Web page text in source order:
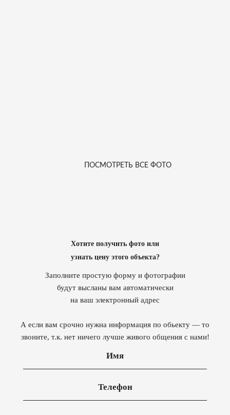
ПОСМОТРЕТЬ ВСЕ ФОТО
Хотите получить фото или
узнать цену этого объекта?
Заполните простую форму и фотографии
будут высланы вам автоматически
на ваш электронный адрес
А если вам срочно нужна информация по обьекту — то
звоните, т.к. нет ничего лучше живого общения с нами!